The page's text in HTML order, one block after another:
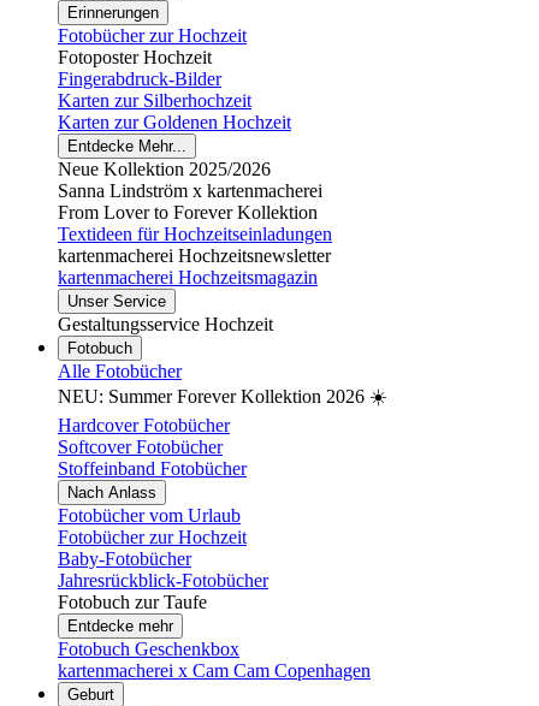
Erinnerungen
Fotobücher zur Hochzeit
Fotoposter Hochzeit
Fingerabdruck-Bilder
Karten zur Silberhochzeit
Karten zur Goldenen Hochzeit
Entdecke Mehr...
Neue Kollektion 2025/2026
Sanna Lindström x kartenmacherei
From Lover to Forever Kollektion
Textideen für Hochzeitseinladungen
kartenmacherei Hochzeitsnewsletter
kartenmacherei Hochzeitsmagazin
Unser Service
Gestaltungsservice Hochzeit
Fotobuch
Alle Fotobücher
NEU: Summer Forever Kollektion 2026 ☀️
Hardcover Fotobücher
Softcover Fotobücher
Stoffeinband Fotobücher
Nach Anlass
Fotobücher vom Urlaub
Fotobücher zur Hochzeit
Baby-Fotobücher
Jahresrückblick-Fotobücher
Fotobuch zur Taufe
Entdecke mehr
Fotobuch Geschenkbox
kartenmacherei x Cam Cam Copenhagen
Geburt